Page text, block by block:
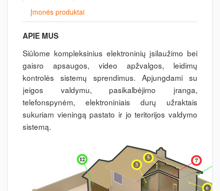
Įmonės produktai
APIE MUS
Siūlome kompleksinius elektroninių įsilaužimo bei
gaisro apsaugos, video apžvalgos, leidimų
kontrolės sistemų sprendimus. Apjungdami su
įeigos valdymu, pasikalbėjimo įranga,
telefonspynėm, elektroniniais durų užraktais
sukuriam vieningą pastato ir jo teritorijos valdymo
sistemą.